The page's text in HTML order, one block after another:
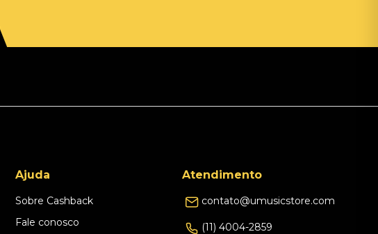
Ajuda
Sobre Cashback
Fale conosco
Atendimento
contato@umusicstore.com
(11) 4004-2859